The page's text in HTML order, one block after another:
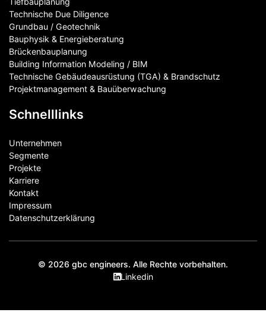
Technische Due Diligence
Grundbau / Geotechnik
Bauphysik & Energieberatung
Brückenbauplanung
Building Information Modeling / BIM
Technische Gebäudeausrüstung (TGA) & Brandschutz
Projektmanagement & Bauüberwachung
Schnelllinks
Unternehmen
Segmente
Projekte
Karriere
Kontakt
Impressum
Datenschutzerklärung
© 2026 gbc engineers. Alle Rechte vorbehalten.
Linkedin